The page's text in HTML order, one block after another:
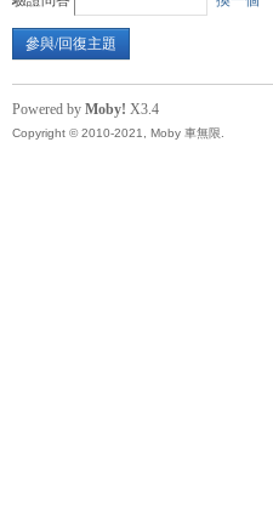
精
參與/回復主題
Powered by Moby! X3.4
Copyright © 2010-2021, Moby 車無限.